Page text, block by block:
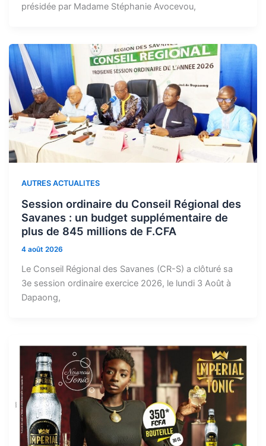
présidée par Madame Stéphanie Avocevou,
AUTRES ACTUALITES
Session ordinaire du Conseil Régional des
Savanes : un budget supplémentaire de
plus de 845 millions de F.CFA
4 août 2026
Le Conseil Régional des Savanes (CR-S) a clôturé sa
3e session ordinaire exercice 2026, le lundi 3 Août à
Dapaong,